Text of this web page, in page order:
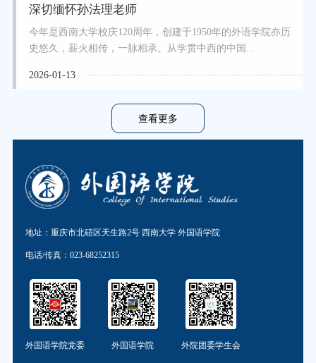
深切缅怀孙法理老师
今年是西南大学校庆120周年，创建于1950年的外语学院亦历
史悠久，薪火相传，一脉相承。从学贯中西的中国...
2026-01-13
查看更多
地址：重庆市北碚区天生路2号 西南大学 外国语学院
电话/传真：023-68252315
外国语学院党委 外国语学院 外院团委学生会